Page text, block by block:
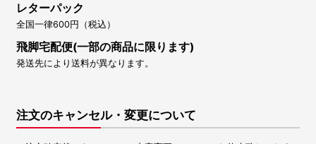
レターパック
全国一律600円（税込）
飛脚宅配便(一部の商品に限ります)
発送先により送料が異なります。
注文のキャンセル・変更について